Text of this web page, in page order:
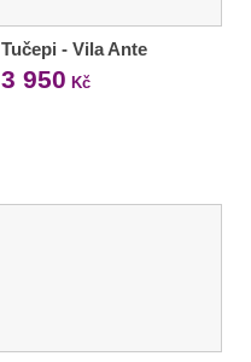
Tučepi - Vila Ante
3 950 Kč